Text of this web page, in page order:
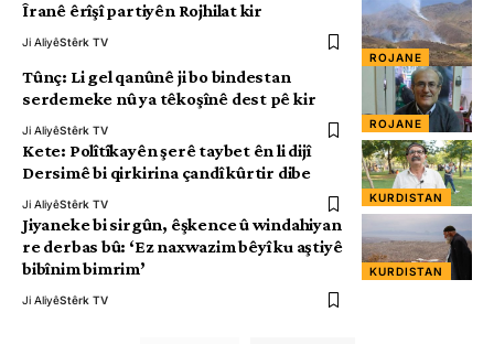
ROJANE
Îranê êrîşî partiyên Rojhilat kir
Ji AliyêStêrk TV
ROJANE
Tûnç: Li gel qanûnê ji bo bindestan
serdemeke nû ya têkoşînê dest pê kir
Ji AliyêStêrk TV
KURDISTAN
Kete: Polîtîkayên şerê taybet ên li dijî
Dersimê bi qirkirina çandî kûrtir dibe
Ji AliyêStêrk TV
KURDISTAN
Jiyaneke bi sirgûn, êşkence û windahiyan
re derbas bû: ‘Ez naxwazim bêyî ku aştiyê
bibînim bimrim’
Ji AliyêStêrk TV